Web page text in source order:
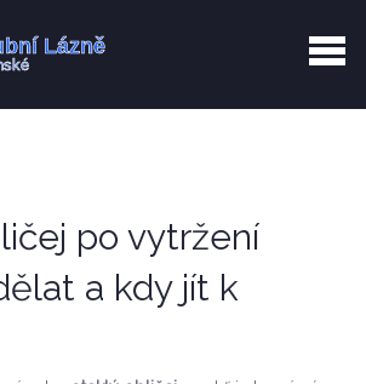
po vytržení
a kdy jít k